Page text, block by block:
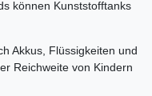
können Kunststofftanks
Akkus, Flüssigkeiten und
Reichweite von Kindern